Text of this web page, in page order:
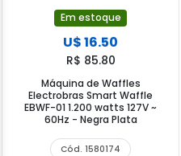
Em estoque
U$ 16.50
R$ 85.80
Máquina de Waffles
Electrobras Smart Waffle
EBWF-01 1.200 watts 127V ~
60Hz - Negra Plata
Cód. 1580174